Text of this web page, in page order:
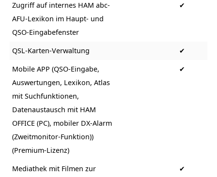
Zugriff auf internes HAM abc-
AFU-Lexikon im Haupt- und
QSO-Eingabefenster
✔
QSL-Karten-Verwaltung
✔
Mobile APP (QSO-Eingabe,
Auswertungen, Lexikon, Atlas
mit Suchfunktionen,
Datenaustausch mit HAM
OFFICE (PC), mobiler DX-Alarm
(Zweitmonitor-Funktion))
(Premium-Lizenz)
✔
Mediathek mit Filmen zur
✔